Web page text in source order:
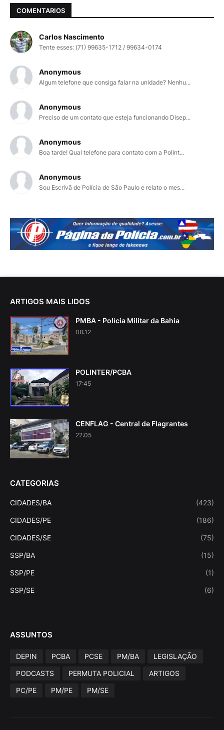
COMENTARIOS
Carlos Nascimento
Tente esses: (71) 99635-1712 / 99634-0174
Anonymous
Algum telefone que consiga falar na unidade? Nenhu...
Anonymous
Preciso de um contato que esteja funcionando Disep...
Anonymous
Boa tarde! Qual telefone para contato com a Polint...
Anonymous
Sou Escrivã de Polícia de São Paulo e relato o mes...
ARTIGOS MAIS LIDOS
PMBA - Polícia Militar da Bahia
08:12
POLINTER/PCBA
17:45
CENFLAG - Central de Flagrantes
22:05
CATEGORIAS
CIDADES/BA (423)
CIDADES/PE (186)
CIDADES/SE (75)
SSP/BA (15)
SSP/PE (1)
SSP/SE (6)
ASSUNTOS
DEPIN PCBA PCSE PM/BA
LEGISLAÇÃO
PODCASTS
PERMUTA POLICIAL
ARTIGOS
PC/PE
PM/PE PM/SE